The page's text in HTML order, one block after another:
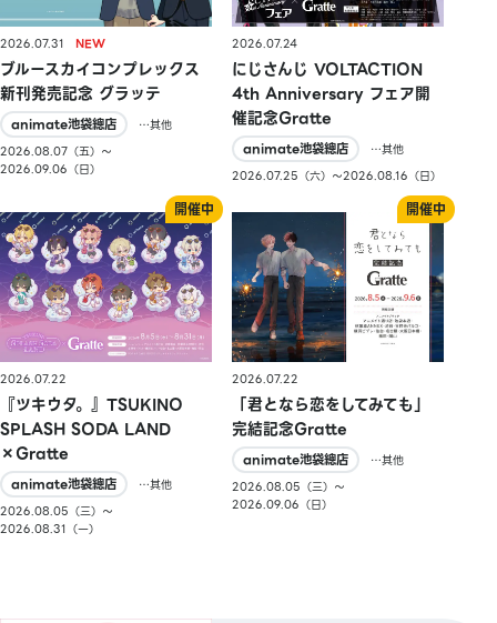
2026.07.31
ブルースカイコンプレックス
新刊発売記念 グラッテ
animate池袋總店
…其他
2026.08.07（五）〜
2026.09.06（日）
2026.07.24
にじさんじ VOLTACTION
4th Anniversary フェア開
催記念Gratte
animate池袋總店
…其他
2026.07.25（六）〜2026.08.16（日）
2026.07.22
『ツキウタ。』TSUKINO
SPLASH SODA LAND
×Gratte
animate池袋總店
…其他
2026.08.05（三）〜
2026.08.31（一）
2026.07.22
「君となら恋をしてみても」
完結記念Gratte
animate池袋總店
…其他
2026.08.05（三）〜
2026.09.06（日）